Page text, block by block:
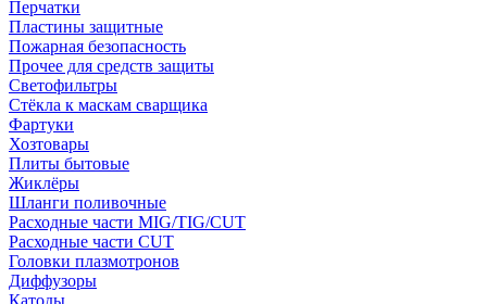
Перчатки
Пластины защитные
Пожарная безопасность
Прочее для средств защиты
Светофильтры
Стёкла к маскам сварщика
Фартуки
Хозтовары
Плиты бытовые
Жиклёры
Шланги поливочные
Расходные части MIG/TIG/CUT
Расходные части CUT
Головки плазмотронов
Диффузоры
Катоды